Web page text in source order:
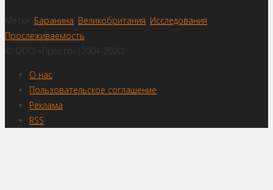
Метки: Баранина Великобритания Исследования
Прослеживаемость
© ООО «Просто» (2004-2020)
О нас
Пользовательское соглашение
Реклама
RSS